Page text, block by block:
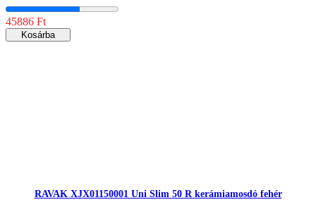
45886 Ft
Kosárba
RAVAK XJX01150001 Uni Slim 50 R kerámiamosdó fehér